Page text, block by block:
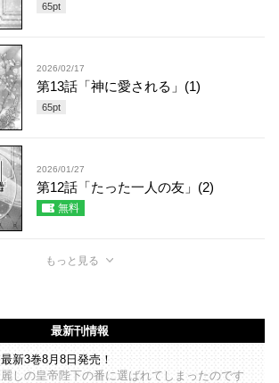
65pt
2026/02/17
第13話「神に愛される」(1)
65pt
2026/01/27
第12話「たった一人の友」(2)
無料
もっと見る
最新刊情報
最新3巻8月8日発売！
麗しの皇帝陛下の番に選ばれてしまったのです